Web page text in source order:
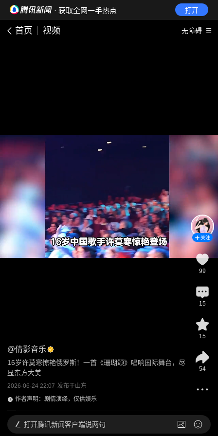
· 获取全网一手热点 打开
首页 视频 无障碍
@倩影音乐
16岁许莫寒惊艳俄罗斯！一首《珊瑚颂》唱响国际舞台，尽
显东方大美
2026-06-24 22:07 发布于山东
作者声明：剧情演绎，仅供娱乐
关注
99
15
15
54
打开腾讯新闻客户端说两句